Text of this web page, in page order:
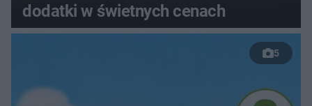
dodatki w świetnych cenach
5